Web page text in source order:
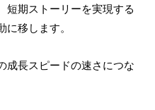
短期ストーリーを実現する
に移します。
成長スピードの速さにつな